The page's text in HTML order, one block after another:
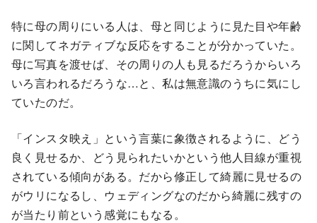
特に母の周りにいる人は、母と同じように見た目や年齢
に関してネガティブな反応をすることが分かっていた。
母に写真を渡せば、その周りの人も見るだろうからいろ
いろ言われるだろうな…と、私は無意識のうちに気にし
ていたのだ。
「インスタ映え」という言葉に象徴されるように、どう
良く見せるか、どう見られたいかという他人目線が重視
されている傾向がある。だから修正して綺麗に見せるの
がウリになるし、ウェディングなのだから綺麗に残すの
が当たり前という感覚にもなる。